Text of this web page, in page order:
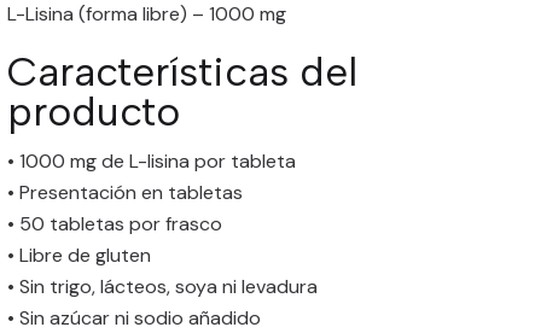
L-Lisina (forma libre) – 1000 mg
Características del
producto
• 1000 mg de L-lisina por tableta
• Presentación en tabletas
• 50 tabletas por frasco
• Libre de gluten
• Sin trigo, lácteos, soya ni levadura
• Sin azúcar ni sodio añadido